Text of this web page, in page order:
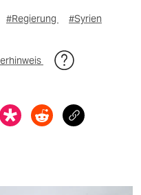
#Regierung #Syrien